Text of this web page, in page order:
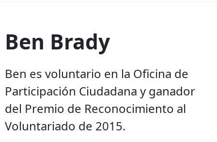
Ben Brady
Ben es voluntario en la Oficina de
Participación Ciudadana y ganador
del Premio de Reconocimiento al
Voluntariado de 2015.